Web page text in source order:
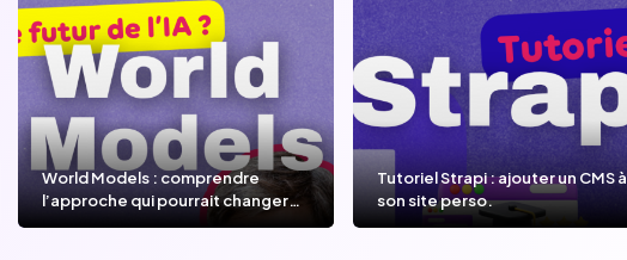
World Models : comprendre
l’approche qui pourrait changer
Tutoriel Strapi : ajouter un CMS à
son site perso.